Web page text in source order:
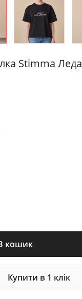
Stimma Леда
кошик
Купити в 1 клік